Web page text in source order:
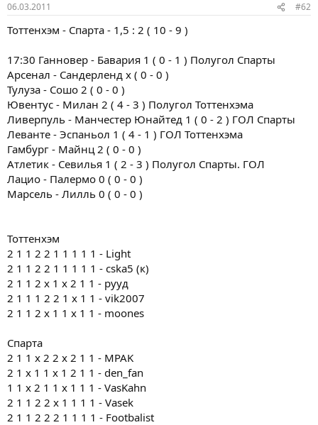
06.03.2011 #62
Тоттенхэм - Спарта - 1,5 : 2 ( 10 - 9 )
17:30 Ганновер - Бавария 1 ( 0 - 1 ) Полугол Спарты
Арсенал - Сандерленд x ( 0 - 0 )
Тулуза - Сошо 2 ( 0 - 0 )
Ювентус - Милан 2 ( 4 - 3 ) Полугол Тоттенхэма
Ливерпуль - Манчестер Юнайтед 1 ( 0 - 2 ) ГОЛ Спарты
Леванте - Эспаньол 1 ( 4 - 1 ) ГОЛ Тоттенхэма
Гамбург - Майнц 2 ( 0 - 0 )
Атлетик - Севилья 1 ( 2 - 3 ) Полугол Спарты. ГОЛ
Лацио - Палермо 0 ( 0 - 0 )
Марсель - Лилль 0 ( 0 - 0 )
Тоттенхэм
2 1 1 2 2 1 1 1 1 1 - Light
2 1 1 2 2 1 1 1 1 1 - cska5 (к)
2 1 1 2 x 1 x 2 1 1 - рууд
2 1 1 1 2 2 1 x 1 1 - vik2007
2 1 1 2 x 1 1 х 1 1 - moones
Спарта
2 1 1 x 2 2 x 2 1 1 - MPAK
2 1 х 1 1 х 1 2 1 1 - den_fan
1 1 x 2 1 1 x 1 1 1 - VasKahn
2 1 1 2 2 x 1 1 1 1 - Vasek
2 1 1 2 2 2 1 1 1 1 - Footbalist